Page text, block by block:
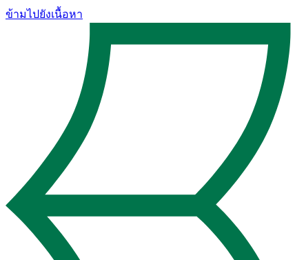
ข้ามไปยังเนื้อหา